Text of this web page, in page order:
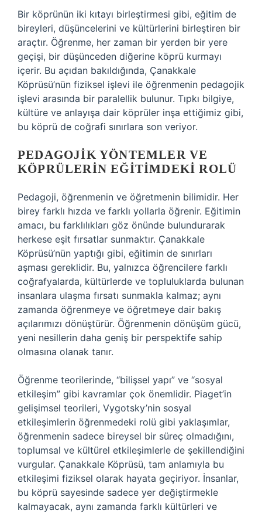
Bir köprünün iki kıtayı birleştirmesi gibi, eğitim de
bireyleri, düşüncelerini ve kültürlerini birleştiren bir
araçtır. Öğrenme, her zaman bir yerden bir yere
geçişi, bir düşünceden diğerine köprü kurmayı
içerir. Bu açıdan bakıldığında, Çanakkale
Köprüsü’nün fiziksel işlevi ile öğrenmenin pedagojik
işlevi arasında bir paralellik bulunur. Tıpkı bilgiye,
kültüre ve anlayışa dair köprüler inşa ettiğimiz gibi,
bu köprü de coğrafi sınırlara son veriyor.
PEDAGOJIK YÖNTEMLER VE
KÖPRÜLERIN EĞITIMDEKI ROLÜ
Pedagoji, öğrenmenin ve öğretmenin bilimidir. Her
birey farklı hızda ve farklı yollarla öğrenir. Eğitimin
amacı, bu farklılıkları göz önünde bulundurarak
herkese eşit fırsatlar sunmaktır. Çanakkale
Köprüsü’nün yaptığı gibi, eğitimin de sınırları
aşması gereklidir. Bu, yalnızca öğrencilere farklı
coğrafyalarda, kültürlerde ve topluluklarda bulunan
insanlara ulaşma fırsatı sunmakla kalmaz; aynı
zamanda öğrenmeye ve öğretmeye dair bakış
açılarımızı dönüştürür. Öğrenmenin dönüşüm gücü,
yeni nesillerin daha geniş bir perspektife sahip
olmasına olanak tanır.
Öğrenme teorilerinde, “bilişsel yapı” ve “sosyal
etkileşim” gibi kavramlar çok önemlidir. Piaget’in
gelişimsel teorileri, Vygotsky’nin sosyal
etkileşimlerin öğrenmedeki rolü gibi yaklaşımlar,
öğrenmenin sadece bireysel bir süreç olmadığını,
toplumsal ve kültürel etkileşimlerle de şekillendiğini
vurgular. Çanakkale Köprüsü, tam anlamıyla bu
etkileşimi fiziksel olarak hayata geçiriyor. İnsanlar,
bu köprü sayesinde sadece yer değiştirmekle
kalmayacak, aynı zamanda farklı kültürleri ve